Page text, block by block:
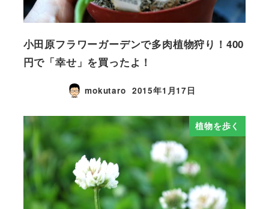
小田原フラワーガーデンで多肉植物狩り！400
円で「幸せ」を買ったよ！
mokutaro 2015年1月17日
植物を歩く